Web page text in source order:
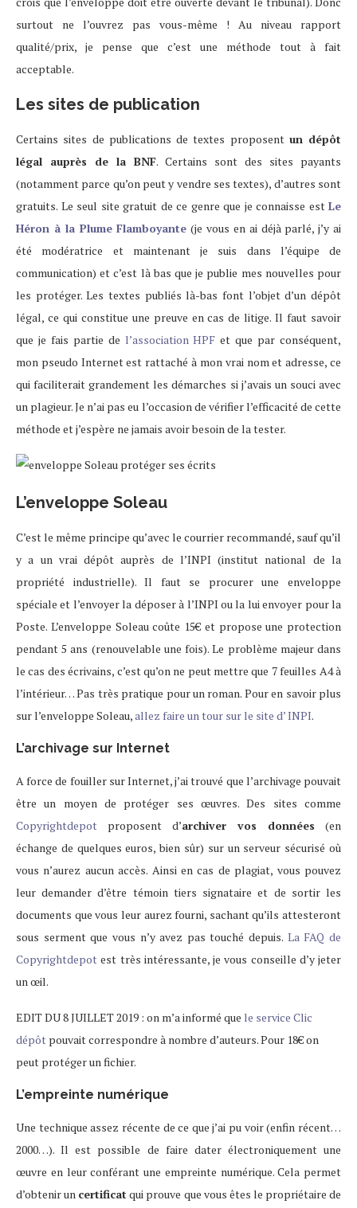
surtout ne l’ouvrez pas vous-même ! Au niveau rapport
qualité/prix, je pense que c’est une méthode tout à fait
acceptable.
Les sites de publication
Certains sites de publications de textes proposent un dépôt
légal auprès de la BNF. Certains sont des sites payants
(notamment parce qu’on peut y vendre ses textes), d’autres sont
gratuits. Le seul site gratuit de ce genre que je connaisse est Le
Héron à la Plume Flamboyante (je vous en ai déjà parlé, j’y ai
été modératrice et maintenant je suis dans l’équipe de
communication) et c’est là bas que je publie mes nouvelles pour
les protéger. Les textes publiés là-bas font l’objet d’un dépôt
légal, ce qui constitue une preuve en cas de litige. Il faut savoir
que je fais partie de l’association HPF et que par conséquent,
mon pseudo Internet est rattaché à mon vrai nom et adresse, ce
qui faciliterait grandement les démarches si j’avais un souci avec
un plagieur. Je n’ai pas eu l’occasion de vérifier l’efficacité de cette
méthode et j’espère ne jamais avoir besoin de la tester.
L’enveloppe Soleau
C’est le même principe qu’avec le courrier recommandé, sauf qu’il
y a un vrai dépôt auprès de l’INPI (institut national de la
propriété industrielle). Il faut se procurer une enveloppe
spéciale et l’envoyer la déposer à l’INPI ou la lui envoyer pour la
Poste. L’enveloppe Soleau coûte 15€ et propose une protection
pendant 5 ans (renouvelable une fois). Le problème majeur dans
le cas des écrivains, c’est qu’on ne peut mettre que 7 feuilles A4 à
l’intérieur… Pas très pratique pour un roman. Pour en savoir plus
sur l’enveloppe Soleau,allez faire un tour sur le site d’ INPI.
L’archivage sur Internet
A force de fouiller sur Internet, j’ai trouvé que l’archivage pouvait
être un moyen de protéger ses œuvres. Des sites comme
Copyrightdepot proposent d’archiver vos données (en
échange de quelques euros, bien sûr) sur un serveur sécurisé où
vous n’aurez aucun accès. Ainsi en cas de plagiat, vous pouvez
leur demander d’être témoin tiers signataire et de sortir les
documents que vous leur aurez fourni, sachant qu’ils attesteront
sous serment que vous n’y avez pas touché depuis. La FAQ de
Copyrightdepot est très intéressante, je vous conseille d’y jeter
un œil.
EDIT DU 8 JUILLET 2019 : on m’a informé que le service Clic
dépôt pouvait correspondre à nombre d’auteurs. Pour 18€ on
peut protéger un fichier.
L’empreinte numérique
Une technique assez récente de ce que j’ai pu voir (enfin récent…
2000…). Il est possible de faire dater électroniquement une
œuvre en leur conférant une empreinte numérique. Cela permet
d’obtenir un certificat qui prouve que vous êtes le propriétaire de